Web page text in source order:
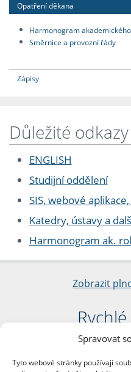
Spravovat
Tyto webové stránky používají
Opatření děkana
Harmonogram
Směrnice a provozní řády
Zápisy
Důležité odkazy
ENGLISH
Studijní oddělení
SIS, webové
Katedry, ústavy a
Harmonogram ak.
Zobrazit
nám.